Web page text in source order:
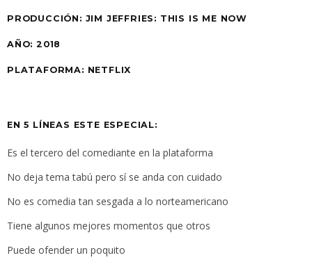
PRODUCCIÓN: JIM JEFFRIES: THIS IS ME NOW
AÑO: 2018
PLATAFORMA: NETFLIX
EN 5 LÍNEAS ESTE ESPECIAL:
Es el tercero del comediante en la plataforma
No deja tema tabú pero sí se anda con cuidado
No es comedia tan sesgada a lo norteamericano
Tiene algunos mejores momentos que otros
Puede ofender un poquito